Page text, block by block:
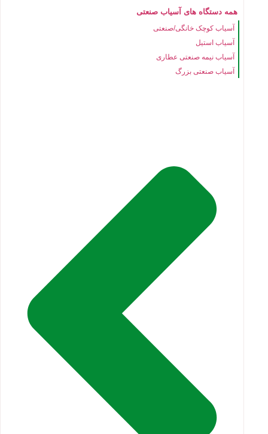
همه دستگاه های آسیاب صنعتی
آسیاب کوچک خانگی/صنعتی
آسیاب استیل
آسیاب نیمه صنعتی عطاری
آسیاب صنعتی بزرگ